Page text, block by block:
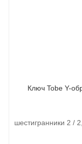
Ключ Tobe Y-
шестигранники 2 /